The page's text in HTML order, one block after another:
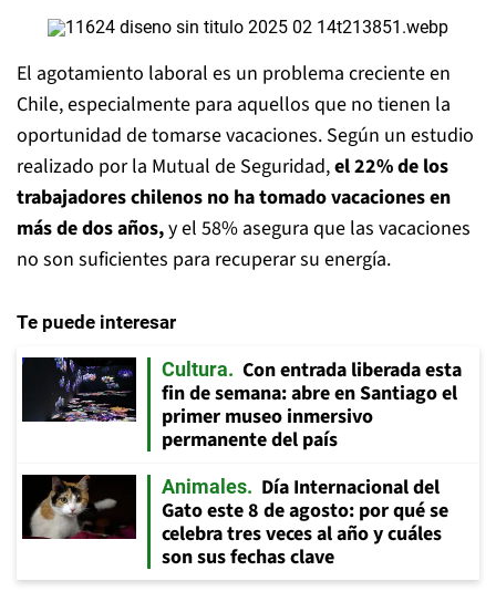
El agotamiento laboral es un problema creciente en
Chile, especialmente para aquellos que no tienen la
oportunidad de tomarse vacaciones. Según un estudio
realizado por la Mutual de Seguridad,el 22% de los
trabajadores chilenos no ha tomado vacaciones en
más de dos años,y el 58% asegura que las vacaciones
no son suficientes para recuperar su energía.
Te puede interesar
Cultura
Con entrada liberada esta
fin de semana: abre en Santiago el
primer museo inmersivo
permanente del país
Animales
Día Internacional del
Gato este 8 de agosto: por qué se
celebra tres veces al año y cuáles
son sus fechas clave